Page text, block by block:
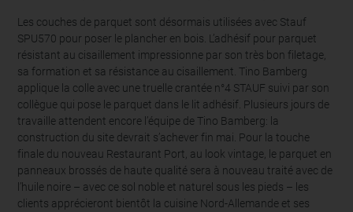
Les couches de parquet sont désormais utilisées avec Stauf
SPU570 pour poser le plancher en bois. L’adhésif pour parquet
résistant au cisaillement impressionne par son très bon filetage,
sa formation et sa résistance au cisaillement. Tino Bamberg
applique la colle avec une truelle crantée n°4 STAUF suivi par son
collègue qui pose le parquet dans le lit adhésif. Plusieurs jours de
travaille attendent encore l’équipe de Tino Bamberg: la
construction du site devrait s’achever fin mai. Pour la touche
finale du nouveau Restaurant Port, au look vintage, le parquet en
panneaux brossés de haute qualité sera à nouveau traité avec de
l’huile noire – avec ce sol noble et naturel sous les pieds – les
clients apprécieront bientôt la cuisine Nord-Allemande et ses